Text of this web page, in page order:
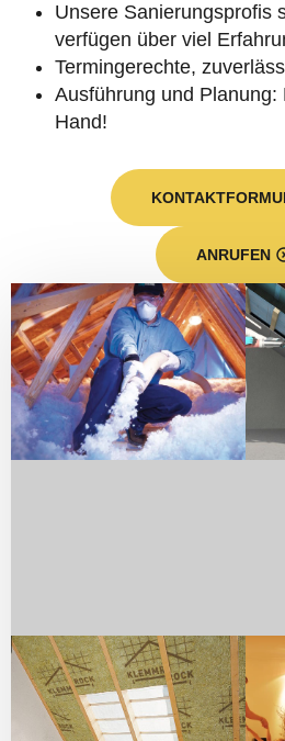
Unsere Sanierungsprofis
verfügen über viel
Termingerechte,
Ausführung und Planung:
Hand!
ANRUFEN